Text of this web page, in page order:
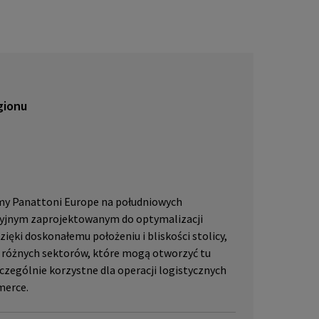
Panattoni Europe na południowych
zaprojektowanym do optymalizacji
doskonałemu położeniu i bliskości stolicy,
sektorów, które mogą otworzyć tu
korzystne dla operacji logistycznych